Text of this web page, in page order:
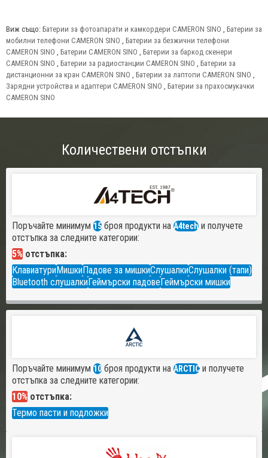
Виж също: Батерии за фотоапарати и камкордери CAMERON SINO , Батерии за
мобилни телефони CAMERON SINO , Батерии за безжични телефони
CAMERON SINO , Батерии CAMERON SINO , Батерии за баркод скенери
CAMERON SINO , Батерии за радиостанции CAMERON SINO , Батерии за
дистанционни за кран CAMERON SINO , Батерии за лаптопи CAMERON SINO ,
Зарядни устройства и адаптери CAMERON SINO , Батерии за прахосмукачки
CAMERON SINO
Количествени отстъпки
Поръчайте минимум 15 броя продукти на A4tech и получете
отстъпка за следните категории:
5% отстъпка:
КлавиатуриМишкиПадове за мишкиСлушалкиСлушалки (тапи)
Bluetooth слушалкиГеймърски падовеГеймърски мишки
Поръчайте минимум 10 броя продукти на ARCTIC и получете
отстъпка за следните категории:
10% отстъпка:
Термо пасти и подложки